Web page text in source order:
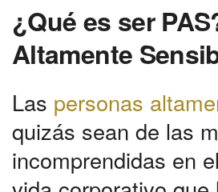
¿Qué es ser
Altamente
Las personas
quizás sean de las
incomprendidas en